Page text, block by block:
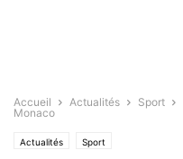
Accueil Actualités Sport
Monaco
Actualités Sport